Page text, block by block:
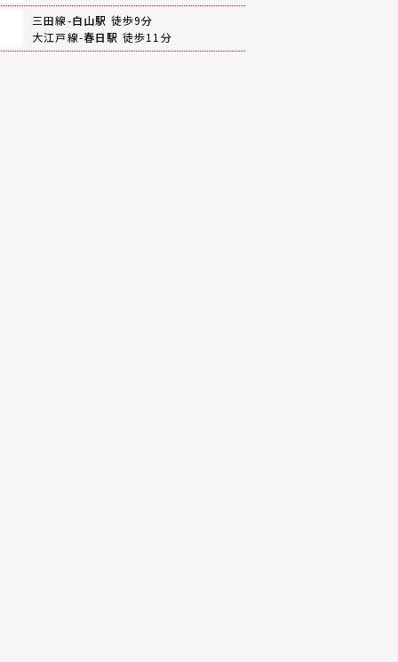
三田線-白山駅 徒歩9分
大江戸線-春日駅 徒歩11分